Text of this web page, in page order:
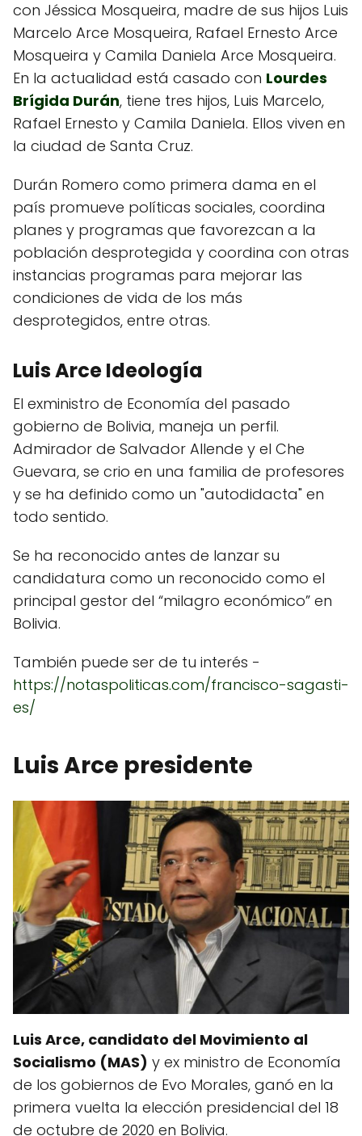
con Jéssica Mosqueira, madre de sus hijos Luis
Marcelo Arce Mosqueira, Rafael Ernesto Arce
Mosqueira y Camila Daniela Arce Mosqueira.
En la actualidad está casado con Lourdes
Brígida Durán, tiene tres hijos, Luis Marcelo,
Rafael Ernesto y Camila Daniela. Ellos viven en
la ciudad de Santa Cruz.
Durán Romero como primera dama en el
país promueve políticas sociales, coordina
planes y programas que favorezcan a la
población desprotegida y coordina con otras
instancias programas para mejorar las
condiciones de vida de los más
desprotegidos, entre otras.
Luis Arce Ideología
El exministro de Economía del pasado
gobierno de Bolivia, maneja un perfil.
Admirador de Salvador Allende y el Che
Guevara, se crio en una familia de profesores
y se ha definido como un "autodidacta" en
todo sentido.
Se ha reconocido antes de lanzar su
candidatura como un reconocido como el
principal gestor del “milagro económico” en
Bolivia.
También puede ser de tu interés -
https://notaspoliticas.com/francisco-sagasti-
es/
Luis Arce presidente
Luis Arce, candidato del Movimiento al
Socialismo (MAS) y ex ministro de Economía
de los gobiernos de Evo Morales, ganó en la
primera vuelta la elección presidencial del 18
de octubre de 2020 en Bolivia.